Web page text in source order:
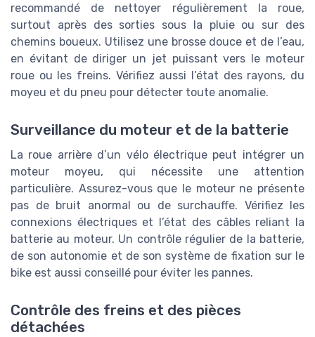
recommandé de nettoyer régulièrement la roue,
surtout après des sorties sous la pluie ou sur des
chemins boueux. Utilisez une brosse douce et de l’eau,
en évitant de diriger un jet puissant vers le moteur
roue ou les freins. Vérifiez aussi l’état des rayons, du
moyeu et du pneu pour détecter toute anomalie.
Surveillance du moteur et de la batterie
La roue arrière d’un vélo électrique peut intégrer un
moteur moyeu, qui nécessite une attention
particulière. Assurez-vous que le moteur ne présente
pas de bruit anormal ou de surchauffe. Vérifiez les
connexions électriques et l’état des câbles reliant la
batterie au moteur. Un contrôle régulier de la batterie,
de son autonomie et de son système de fixation sur le
bike est aussi conseillé pour éviter les pannes.
Contrôle des freins et des pièces
détachées